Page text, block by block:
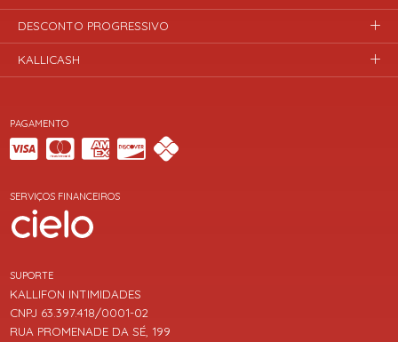
PAGAMENTO
SERVIÇOS FINANCEIROS
SUPORTE
KALLIFON INTIMIDADES
CNPJ 63.397.418/0001-02
RUA PROMENADE DA SÉ, 199
DESCONTO PROGRESSIVO
KALLICASH